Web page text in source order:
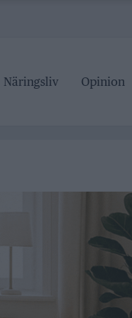
Näringsliv Opinion